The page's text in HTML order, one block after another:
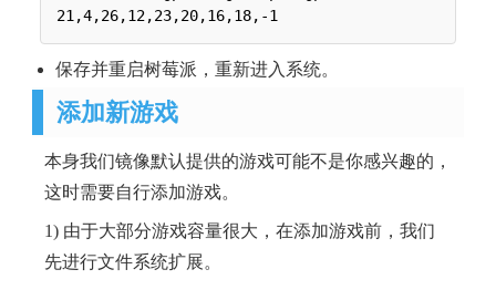
保存并重启树莓派，重新进入系统。
添加新游戏
本身我们镜像默认提供的游戏可能不是你感兴趣的，
这时需要自行添加游戏。
1) 由于大部分游戏容量很大，在添加游戏前，我们
先进行文件系统扩展。